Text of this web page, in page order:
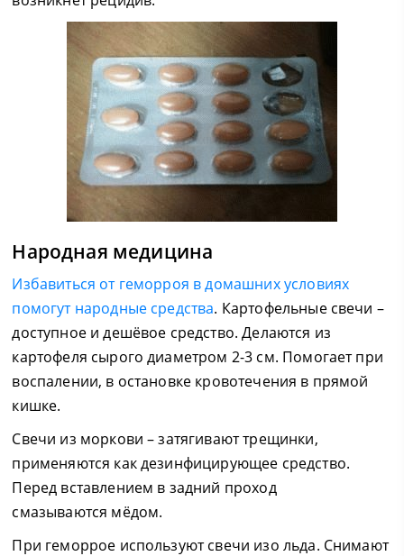
Народная медицина
Избавиться от геморроя в домашних условиях
помогут народные средства. Картофельные свечи –
доступное и дешёвое средство. Делаются из
картофеля сырого диаметром 2-3 см. Помогает при
воспалении, в остановке кровотечения в прямой
кишке.
Свечи из моркови – затягивают трещинки,
применяются как дезинфицирующее средство.
Перед вставлением в задний проход
смазываются мёдом.
При геморрое используют свечи изо льда. Снимают